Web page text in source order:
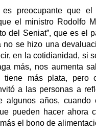
es preocupante que
el ministro Rodolfo
del Seniat”, que es el
no se hizo una
en la cotidianidad, si
más, nos aumenta
tiene más plata, pero
a las personas a
algunos años,
pueden hacer ahora
el bono de